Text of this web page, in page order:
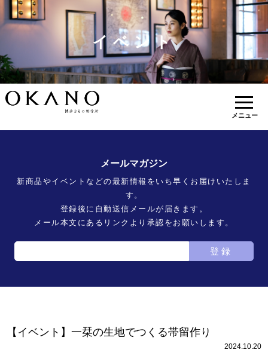
イベント
メニュー
メールマガジン
新商品やイベントなどの最新情報をいち早くお届けいたしま
す。
登録後に自動送信メールが届きます。
メール本文にあるリンクより承認をお願いします。
登録
【イベント】一栞の生地でつくる帯留作り
2024.10.20